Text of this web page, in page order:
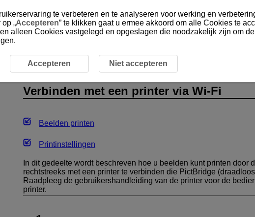
Verbinden met een printer via Wi-Fi
Verbinden met een printer via Wi-Fi
Beelden printen
Printinstellingen
In dit gedeelte wordt beschreven hoe u beelden kunt printen door
rechtstreeks met een printer te verbinden die PictBridge
Raadpleeg de gebruikershandleiding van de printer voor de
printer.
te verbeteren en te analyseren voor werking en
„Accepteren” te klikken gaat u ermee akkoord om alle Cookies te
alleen Cookies vastgelegd en opgeslagen die noodzakelijk zijn om
Accepteren Niet accepteren